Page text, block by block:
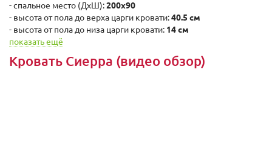
- спальное место (ДxШ):200x90
- высота от пола до верха царги кровати:40.5 cм
- высота от пола до низа царги кровати: 14 cм
показать ещё
Кровать Сиерра (видео обзор)